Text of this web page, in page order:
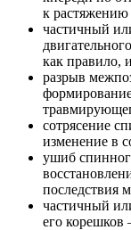
к растяжению
частичный
как правило,
разрыв
сотрясение
изменение в
ушиб
последствия
частичный
его корешков